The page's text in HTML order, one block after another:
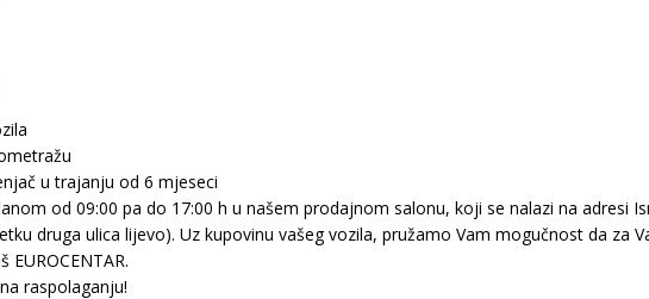
u trajanju od 6 mjeseci
od 09:00 pa do 17:00 h u našem prodajnom salonu, koji se nalazi na adresi
druga ulica lijevo). Uz kupovinu vašeg vozila, pružamo Vam mogučnost da za
raspolaganju!